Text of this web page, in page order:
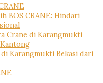
BOS CRANE: Hindari
Crane di Karangmukti
Karangmukti Bekasi dari